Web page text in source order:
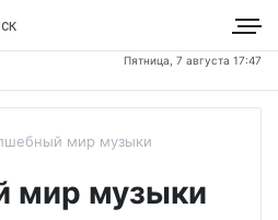
Пятница, 7 августа 17:47
мир музыки
мир музыки